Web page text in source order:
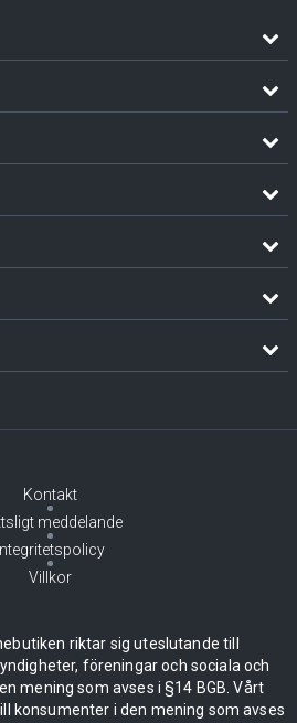
Kontakt
meddelande
Integritetspolicy
Villkor
riktar sig uteslutande till
föreningar och sociala och
mening som avses i §14 BGB. Vårt
konsumenter i den mening som avses